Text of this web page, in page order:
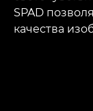
SPAD
качества